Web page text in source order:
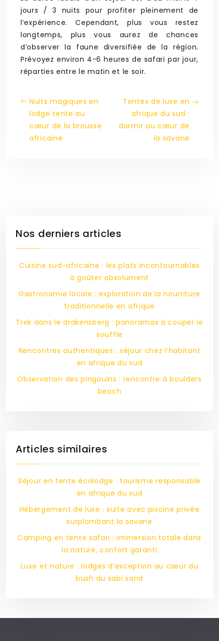
jours / 3 nuits pour profiter pleinement de
l’expérience. Cependant, plus vous restez
longtemps, plus vous aurez de chances
d’observer la faune diversifiée de la région.
Prévoyez environ 4-6 heures de safari par jour,
réparties entre le matin et le soir.
Nuits magiques en
lodge tente au
cœur de la brousse
africaine
Tentes de luxe en
afrique du sud :
dormir au cœur de
la savane
Nos derniers articles
Cuisine sud-africaine : les plats incontournables
à goûter absolument
Gastronomie locale : exploration de la nourriture
traditionnelle en afrique
Trek dans le drakensberg : panoramas à couper le
souffle
Rencontres authentiques : séjour chez l’habitant
en afrique du sud
Observation des pingouins : rencontre à boulders
beach
Articles similaires
Séjour en tente écolodge : tourisme responsable
en afrique du sud
Hébergement de luxe : suite avec piscine privée
surplombant la savane
Camping en tente safari : immersion totale dans
la nature, confort garanti
Luxe et nature : lodges d’exception au cœur du
bush du sabi sand